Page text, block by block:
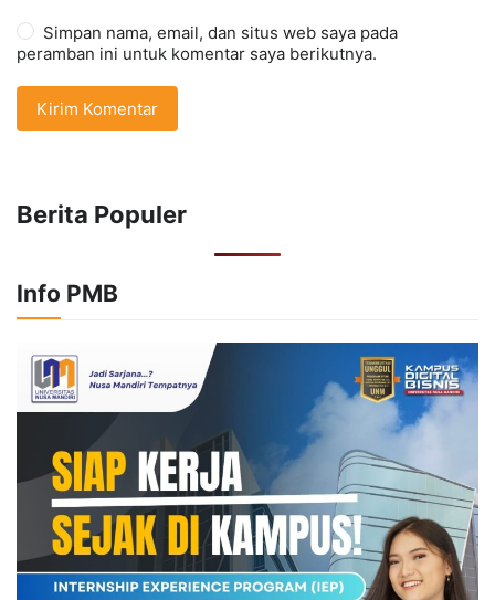
Simpan nama, email, dan situs web saya pada
peramban ini untuk komentar saya berikutnya.
Berita Populer
Info PMB